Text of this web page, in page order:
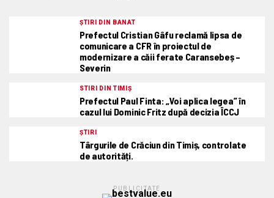
ȘTIRI DIN BANAT
Prefectul Cristian Gâfu reclamă lipsa de
comunicare a CFR în proiectul de
modernizare a căii ferate Caransebeș –
Severin
STIRI DIN TIMIȘ
Prefectul Paul Finta: „Voi aplica legea” în
cazul lui Dominic Fritz după decizia ÎCCJ
ȘTIRI
Târgurile de Crăciun din Timiș, controlate
de autorități.
PUBLICITATE